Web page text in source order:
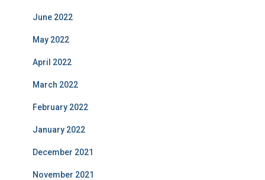
June 2022
May 2022
April 2022
March 2022
February 2022
January 2022
December 2021
November 2021